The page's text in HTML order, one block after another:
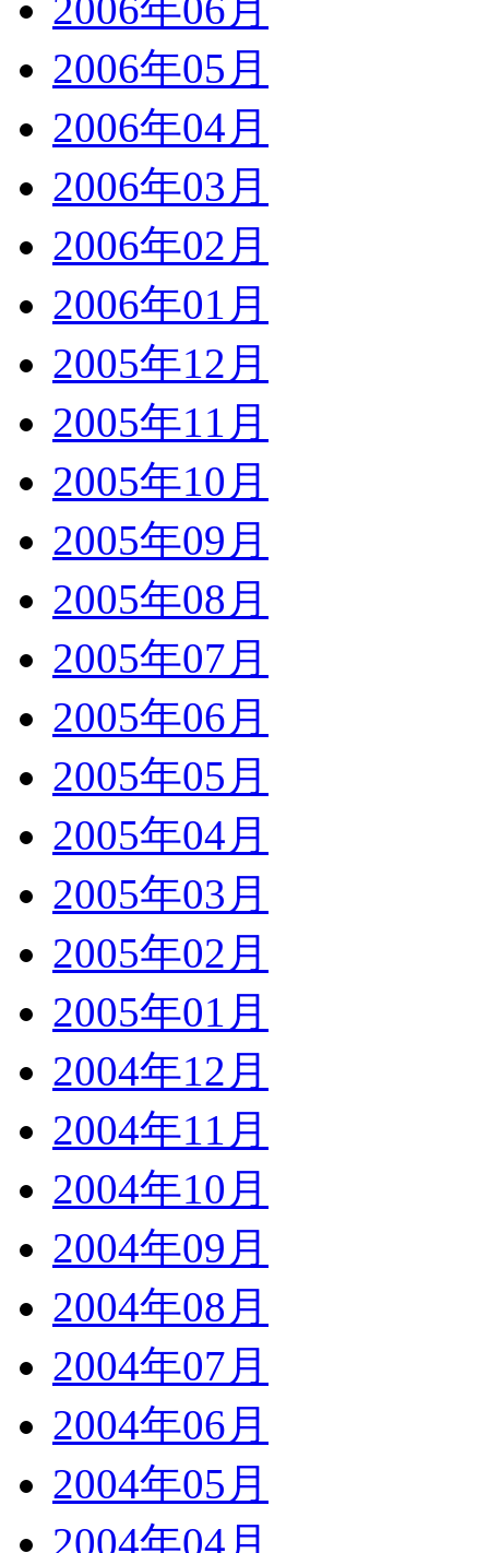
2006年05月
2006年04月
2006年03月
2006年02月
2006年01月
2005年12月
2005年11月
2005年10月
2005年09月
2005年08月
2005年07月
2005年06月
2005年05月
2005年04月
2005年03月
2005年02月
2005年01月
2004年12月
2004年11月
2004年10月
2004年09月
2004年08月
2004年07月
2004年06月
2004年05月
2004年04月